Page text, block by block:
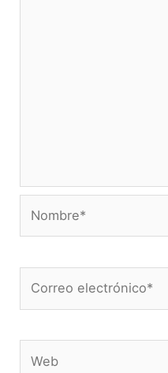
electrónico*